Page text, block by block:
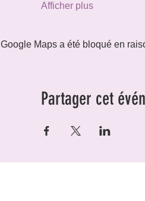
Afficher plus
Google Maps a été bloqué en
Partager cet